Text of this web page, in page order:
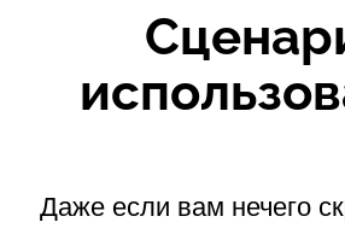
Даже если вам нечего